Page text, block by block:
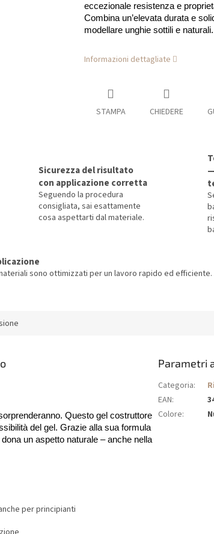
eccezionale resistenza e
Combina un’elevata durata e
modellare unghie sottili e naturali.
Informazioni dettagliate
STAMPA CHIEDERE
Sicurezza del risultato
con applicazione corretta
Seguendo la procedura
consigliata, sai esattamente
cosa aspettarti dal materiale.
sono ottimizzati per un lavoro rapido ed efficiente.
Questo gel costruttore
del gel. Grazie alla sua formula
un aspetto naturale – anche nella
per principianti
Parametri
Categoria:
EAN:
Colore: